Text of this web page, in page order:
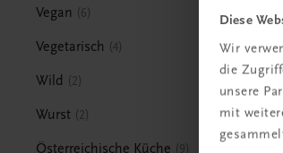
Diese
Wir
die
unsere
mit
Vegan 6
Vegetarisch 4
Wild 2
Wurst 2
Österreichische Küche 9